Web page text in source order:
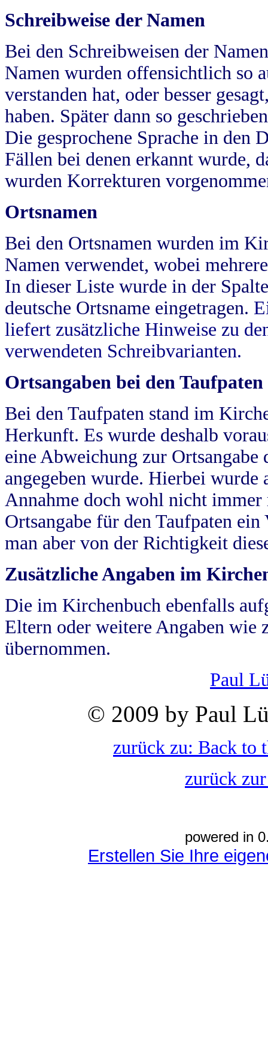
Schreibweise der Namen
Bei den Schreibweisen der
Namen wurden offensichtlich so
verstanden hat, oder besser
haben. Später dann so
Die gesprochene Sprache in
Fällen bei denen erkannt wurde,
wurden Korrekturen
Ortsnamen
Bei den Ortsnamen wurden im
Namen verwendet, wobei
In dieser Liste wurde in der
deutsche Ortsname eingetragen.
liefert zusätzliche Hinweise zu
verwendeten Schreibvarianten.
Ortsangaben bei den Taufpaten
Bei den Taufpaten stand im
Herkunft. Es wurde deshalb
eine Abweichung zur
angegeben wurde. Hierbei wurde
Annahme doch wohl nicht
Ortsangabe für den Taufpaten
man aber von der Richtigkeit
Zusätzliche Angaben im
Die im Kirchenbuch ebenfalls
Eltern oder weitere Angaben wie
übernommen.
Paul
© 2009 by Paul
zurück zu: Back to
zurück
powered in
Erstellen Sie Ihre